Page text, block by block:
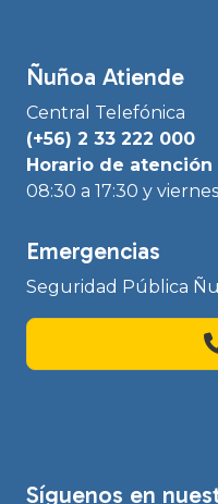
Ñuñoa Atiende
Central Telefónica
(+56) 2 33 222 000
Horario de
08:30 a 17:30 y
Emergencias
Seguridad Pública
Síguenos en